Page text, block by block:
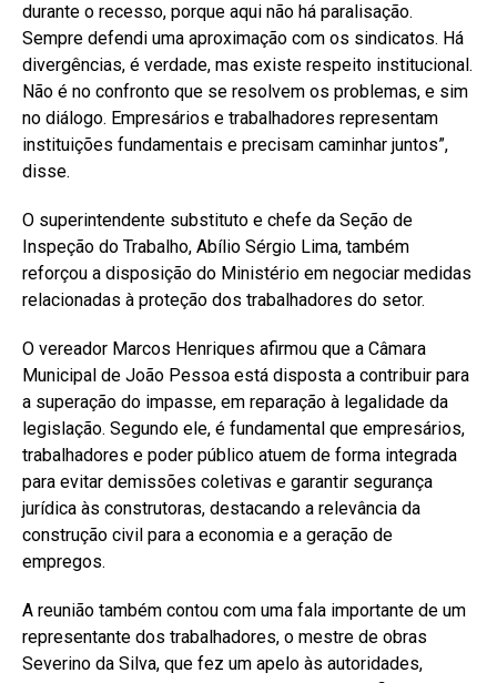
durante o recesso, porque aqui não há paralisação.
Sempre defendi uma aproximação com os sindicatos. Há
divergências, é verdade, mas existe respeito institucional.
Não é no confronto que se resolvem os problemas, e sim
no diálogo. Empresários e trabalhadores representam
instituições fundamentais e precisam caminhar juntos”,
disse.
O superintendente substituto e chefe da Seção de
Inspeção do Trabalho, Abílio Sérgio Lima, também
reforçou a disposição do Ministério em negociar medidas
relacionadas à proteção dos trabalhadores do setor.
O vereador Marcos Henriques afirmou que a Câmara
Municipal de João Pessoa está disposta a contribuir para
a superação do impasse, em reparação à legalidade da
legislação. Segundo ele, é fundamental que empresários,
trabalhadores e poder público atuem de forma integrada
para evitar demissões coletivas e garantir segurança
jurídica às construtoras, destacando a relevância da
construção civil para a economia e a geração de
empregos.
A reunião também contou com uma fala importante de um
representante dos trabalhadores, o mestre de obras
Severino da Silva, que fez um apelo às autoridades,